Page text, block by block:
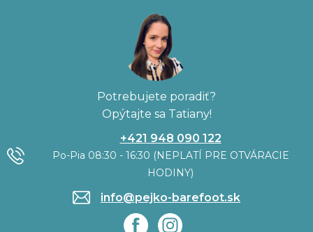
Potrebujete poradiť?
Opýtajte sa Tatiany!
+421 948 090 122
Po-Pia 08:30 - 16:30 (NEPLATÍ PRE OTVÁRACIE
HODINY)
info@pejko-barefoot.sk